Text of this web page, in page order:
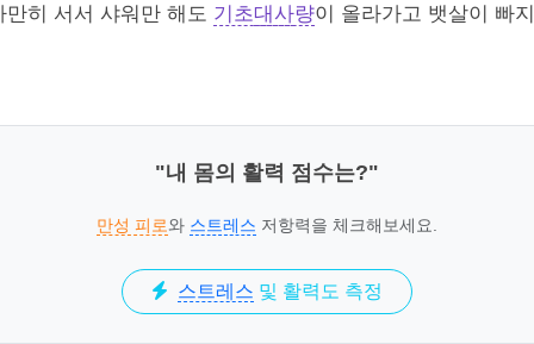
히 서서 샤워만 해도 기초대사량이 올라가고 뱃살이 빠
"내 몸의 활력 점수는?"
만성 피로와 스트레스 저항력을 체크해보세요.
스트레스 및 활력도 측정